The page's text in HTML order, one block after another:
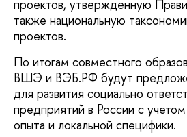
проектов, утвержденную
также национальную
проектов.
По итогам совместного
ВШЭ и ВЭБ.РФ будут
для развития социально
предприятий в России с
опыта и локальной специфики.